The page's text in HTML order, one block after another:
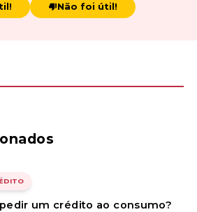
Não foi útil!
um crédito ao consumo?